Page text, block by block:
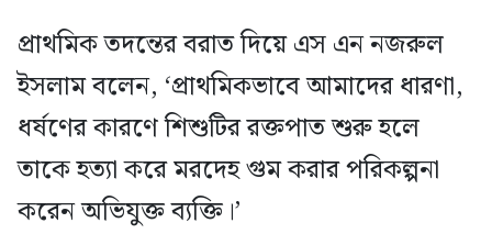
প্রাথমিক তদন্তের বরাত দিয়ে এস এন নজরুল
ইসলাম বলেন, ‘প্রাথমিকভাবে আমাদের ধারণা,
ধর্ষণের কারণে শিশুটির রক্তপাত শুরু হলে
তাকে হত্যা করে মরদেহ গুম করার পরিকল্পনা
করেন অভিযুক্ত ব্যক্তি।’